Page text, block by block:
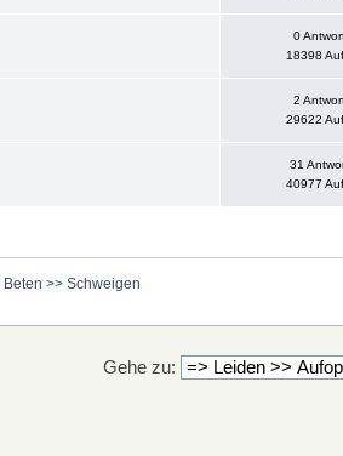
0
18398
2
29622
31
40977
>> Schweigen
Gehe zu: